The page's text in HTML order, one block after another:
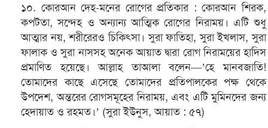
১০. কোরআন দেহ-মনের রোগের প্রতিকার : কোরআন শিরক,
কপটতা, সন্দেহ ও অন্যান্য আত্মিক রোগের নিরাময়। এটি শুধু
আত্মার নয়, শরীরেরও চিকিৎসা। সুরা ফাতিহা, সুরা ইখলাস, সুরা
ফালাক ও সুরা নাসসহ অনেক আয়াত দ্বারা রোগ নিরাময়ের হাদিস
প্রমাণিত হয়েছে। আল্লাহ তাআলা বলেন—’হে মানবজাতি!
তোমাদের কাছে এসেছে তোমাদের প্রতিপালকের পক্ষ থেকে
উপদেশ, অন্তরের রোগসমূহের নিরাময়, এবং এটি মুমিনদের জন্য
হেদায়াত ও রহমত।’ (সুরা ইউনুস, আয়াত : ৫৭)